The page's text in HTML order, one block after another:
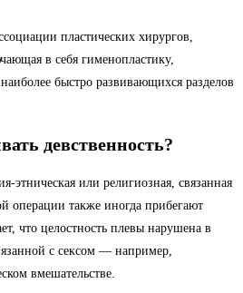
пластических хирургов,
в себя гименопластику,
быстро развивающихся разделов
девственность?
этническая или религиозная, связанная
операции также иногда прибегают
что целостность плевы нарушена в
с сексом — например,
вмешательстве.